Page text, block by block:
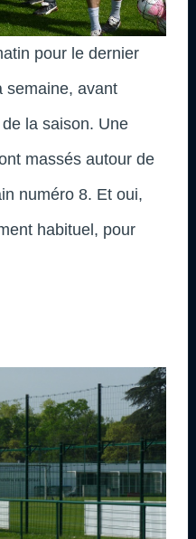
pour le dernier
semaine, avant
de la saison. Une
massés autour de
numéro 8. Et oui,
habituel, pour